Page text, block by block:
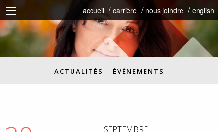
accueil carrière nous joindre english
ACTUALITÉS ÉVÉNEMENTS
SEPTEMBRE